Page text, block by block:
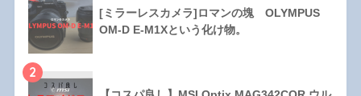
[ミラーレスカメラ]ロマンの塊 OLYMPUS
OM-D E-M1Xという化け物。
2